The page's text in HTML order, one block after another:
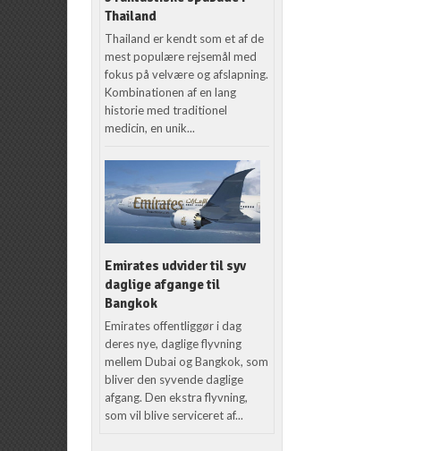
Thailand
Thailand er kendt som et af de
mest populære rejsemål med
fokus på velvære og afslapning.
Kombinationen af en lang
historie med traditionel
medicin, en unik...
Emirates udvider til syv
daglige afgange til
Bangkok
Emirates offentliggør i dag
deres nye, daglige flyvning
mellem Dubai og Bangkok, som
bliver den syvende daglige
afgang. Den ekstra flyvning,
som vil blive serviceret af...